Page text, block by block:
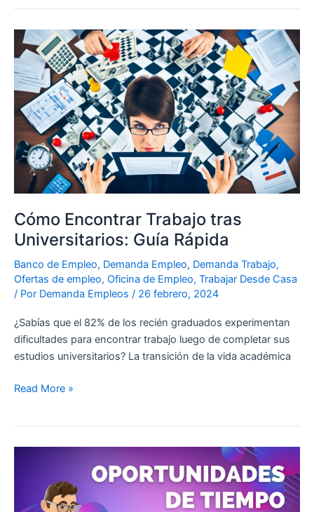
Cómo Encontrar Trabajo tras
Universitarios: Guía Rápida
Banco de Empleo, Demanda Empleo, Demanda Trabajo,
Ofertas de empleo, Oficina de Empleo, Trabajar Desde Casa
/ Por Demanda Empleos / 26 febrero, 2024
¿Sabías que el 82% de los recién graduados experimentan
dificultades para encontrar trabajo luego de completar sus
estudios universitarios? La transición de la vida académica
Cómo
Encontrar
Trabajo
tras
Universitarios:
Guía
Rápida
Read More »
Tiempo
Completo: